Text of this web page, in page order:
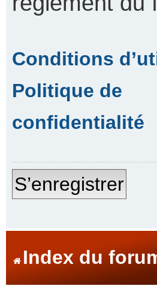
Conditions
Politique de
confidentialité
S’enregistrer
Index du